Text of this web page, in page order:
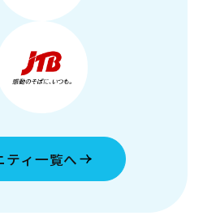
ティ一覧へ